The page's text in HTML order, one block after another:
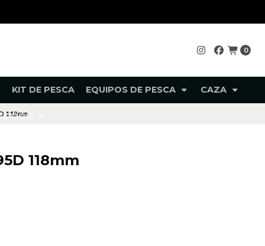
0
KIT DE PESCA EQUIPOS DE PESCA CAZA
118mm
118mm